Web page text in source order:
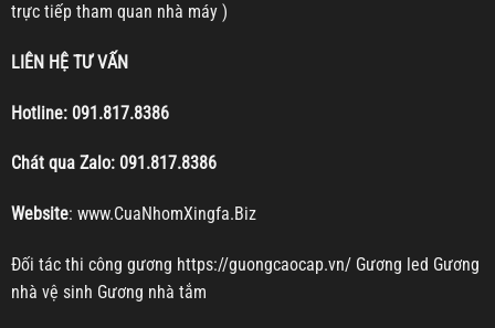
trực tiếp tham quan nhà máy )
LIÊN HỆ TƯ VẤN
Hotline: 091.817.8386
Chát qua Zalo: 091.817.8386
Website: www.CuaNhomXingfa.Biz
Đối tác thi công gương https://guongcaocap.vn/ Gương led Gương
nhà vệ sinh Gương nhà tắm